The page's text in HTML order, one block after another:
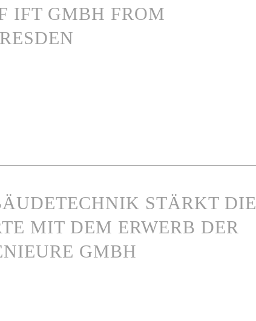
IFT GMBH FROM
STÄRKT DIE
MIT DEM ERWERB DER
GMBH